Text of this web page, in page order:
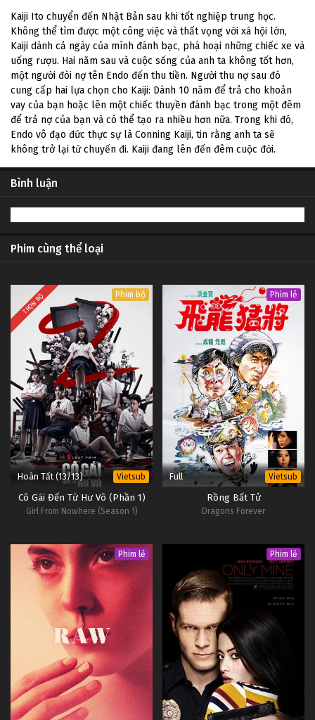
Kaiji Ito chuyển đến Nhật Bản sau khi tốt nghiệp trung học.
Không thể tìm được một công việc và thất vọng với xã hội lớn,
Kaiji dành cả ngày của mình đánh bạc, phá hoại những chiếc xe và
uống rượu. Hai năm sau và cuộc sống của anh ta không tốt hơn,
một người đòi nợ tên Endo đến thu tiền. Người thu nợ sau đó
cung cấp hai lựa chọn cho Kaiji: Dành 10 năm để trả cho khoản
vay của bạn hoặc lên một chiếc thuyền đánh bạc trong một đêm
để trả nợ của bạn và có thể tạo ra nhiều hơn nữa. Trong khi đó,
Endo vô đạo đức thực sự là Conning Kaiji, tin rằng anh ta sẽ
không trở lại từ chuyến đi. Kaiji đang lên đến đêm cuộc đời.
Bình luận
Phim cùng thể loại
TRỌN BỘ Phim bộ
Hoàn Tất (13/13) Vietsub
Cô Gái Đến Từ Hư Vô (Phần 1)
Girl From Nowhere (Season 1)
Phim lẻ
Full Vietsub
Rồng Bất Tử
Dragons Forever
Phim lẻ Phim lẻ